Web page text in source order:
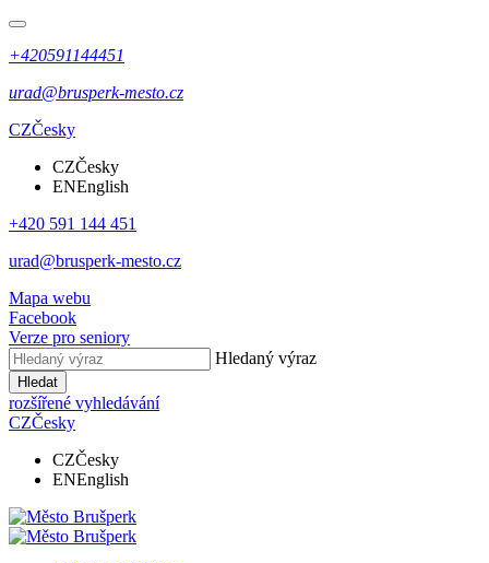
+420591144451
urad@brusperk-mesto.cz
CZČesky
CZČesky
ENEnglish
+420 591 144 451
urad@brusperk-mesto.cz
Mapa webu
Facebook
Verze pro seniory
Hledaný výraz
Hledat
rozšířené vyhledávání
CZČesky
CZČesky
ENEnglish